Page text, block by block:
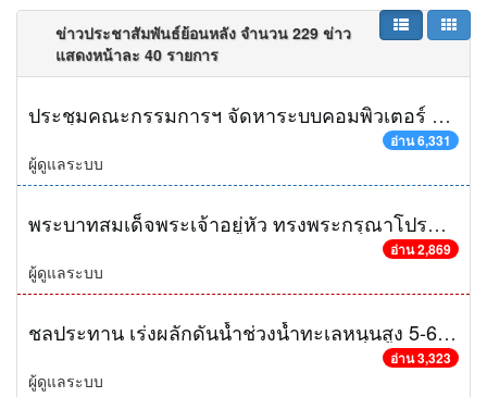
ข่าวประชาสัมพันธ์ย้อนหลัง จำนวน 229 ข่าว
แสดงหน้าละ 40 รายการ
ประชุมคณะกรรมการฯ จัดหาระบบคอมพิวเตอร์ ครั้งที่ 1/2559
อ่าน 6,331
ผู้ดูแลระบบ
พระบาทสมเด็จพระเจ้าอยู่หัว ทรงพระกรุณาโปรดเกล้าฯ ให้หม่อมเจ้ามงคลเฉลิม ยุคล เสด็จแทนพระองค์ไปในการสังเวยพระป้าย ณ พระที่นั่งเวหาศจำรูญ พระราชวังบางปะอิน อ.บางปะอิน จ.พระนครศรีอยุธยา เนื่องในเทศกาลตรุษจีน
อ่าน 2,869
ผู้ดูแลระบบ
ชลประทาน เร่งผลักดันน้ำช่วงน้ำทะเลหนุนสูง 5-6 วันจากนี้ไป เกรงมีผลต่อน้ำประปา
อ่าน 3,323
ผู้ดูแลระบบ